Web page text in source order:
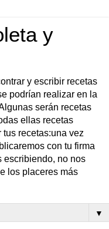
y
y escribir recetas
podrían realizar en la
serán recetas
ellas recetas
recetas:una vez
con tu firma
escribiendo, no nos
los placeres más
▼